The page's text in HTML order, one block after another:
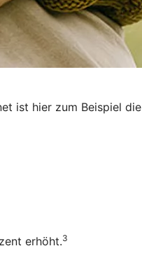
ist hier zum Beispiel die
erhöht.3